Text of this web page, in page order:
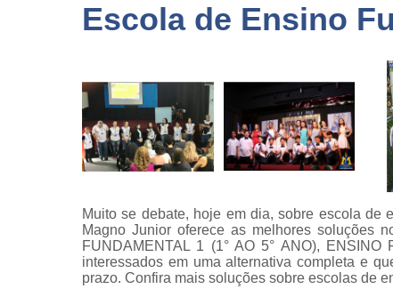
Escola de Ensino
Muito se debate, hoje em dia, sobre escola de
Magno Junior oferece as melhores soluções
FUNDAMENTAL 1 (1° AO 5° ANO),
interessados em uma alternativa completa e
prazo. Confira mais soluções sobre escolas de